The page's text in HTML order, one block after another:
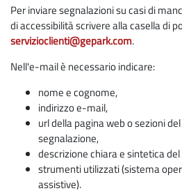
Per inviare segnalazioni su casi di
di accessibilità scrivere alla casella di
servizioclienti@gepark.com.
Nell'e-mail è necessario indicare:
nome e cognome,
indirizzo e-mail,
url della pagina web o sezioni
segnalazione,
descrizione chiara e sintetica
strumenti utilizzati (sistema
assistive).